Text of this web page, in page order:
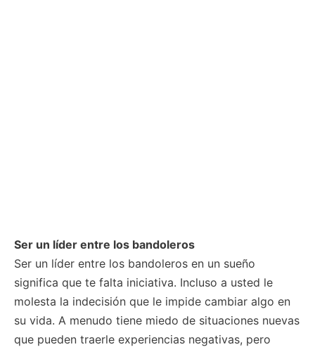
Ser un líder entre los bandoleros
Ser un líder entre los bandoleros en un sueño
significa que te falta iniciativa. Incluso a usted le
molesta la indecisión que le impide cambiar algo en
su vida. A menudo tiene miedo de situaciones nuevas
que pueden traerle experiencias negativas, pero